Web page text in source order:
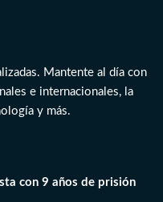
Mantente al día con
e internacionales, la
y más.
con 9 años de prisión